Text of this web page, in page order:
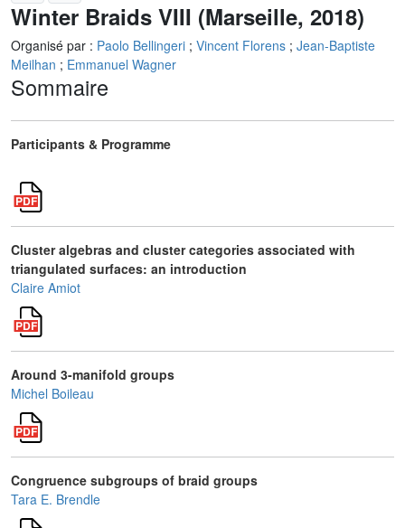
Winter Braids VIII (Marseille, 2018)
Organisé par : Paolo Bellingeri ; Vincent Florens ; Jean-Baptiste
Meilhan ; Emmanuel Wagner
Sommaire
Participants & Programme
Cluster algebras and cluster categories associated with
triangulated surfaces: an introduction
Claire Amiot
Around 3-manifold groups
Michel Boileau
Congruence subgroups of braid groups
Tara E. Brendle